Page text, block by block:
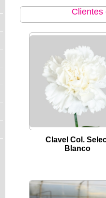
Clientes
Clavel Col.
Blanco